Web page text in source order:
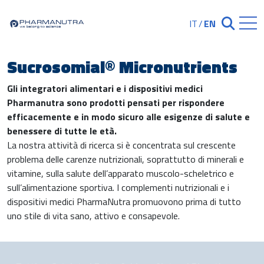
IT/EN Chiudi
Sucrosomial® Micronutrients
Gli integratori alimentari e i dispositivi medici
Pharmanutra sono prodotti pensati per rispondere
efficacemente e in modo sicuro alle esigenze di salute e
benessere di tutte le età.
La nostra attività di ricerca si è concentrata sul crescente
problema delle carenze nutrizionali, soprattutto di minerali e
vitamine, sulla salute dell’apparato muscolo-scheletrico e
sull’alimentazione sportiva. I complementi nutrizionali e i
dispositivi medici PharmaNutra promuovono prima di tutto
uno stile di vita sano, attivo e consapevole.